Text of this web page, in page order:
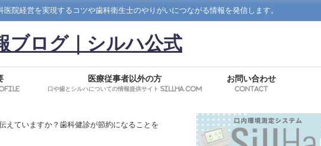
院経営を実現するコツや歯科衛生士のやりがいにつながる情報を発信します。
ブログ｜シルハ公式
医療従事者以外の方
口や歯とシルハについての情報提供サイト SillHa.com
お問い合わせ
Contact
えていますか？歯科健診が節約になることを